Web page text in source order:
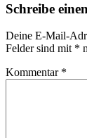
Schreibe
Deine E-Mail-
Felder sind mit *
Kommentar *